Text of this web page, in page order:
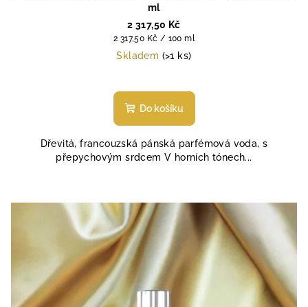
ml
2 317,50 Kč
Měrná
cena:
2 317,50 Kč / 100 ml
Skladem (>1 ks)
hodnocení
produktu
z
5
Do košíku
Dřevitá, francouzská pánská parfémová voda, s
přepychovým srdcem V horních tónech...